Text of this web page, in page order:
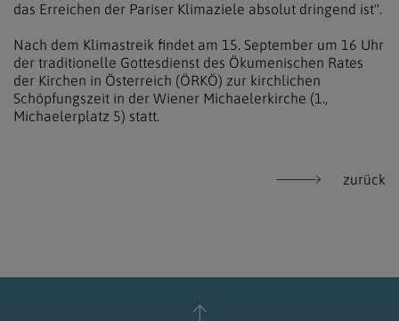
das Erreichen der Pariser Klimaziele absolut dringend ist".
Nach dem Klimastreik findet am 15. September um 16 Uhr
der traditionelle Gottesdienst des Ökumenischen Rates
der Kirchen in Österreich (ÖRKÖ) zur kirchlichen
Schöpfungszeit in der Wiener Michaelerkirche (1.,
Michaelerplatz 5) statt.
zurück